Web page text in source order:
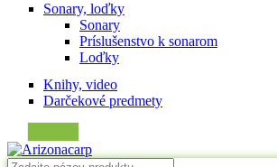
Sonary, loďky
Sonary
Príslušenstvo k sonarom
Loďky
Knihy, video
Darčekové predmety